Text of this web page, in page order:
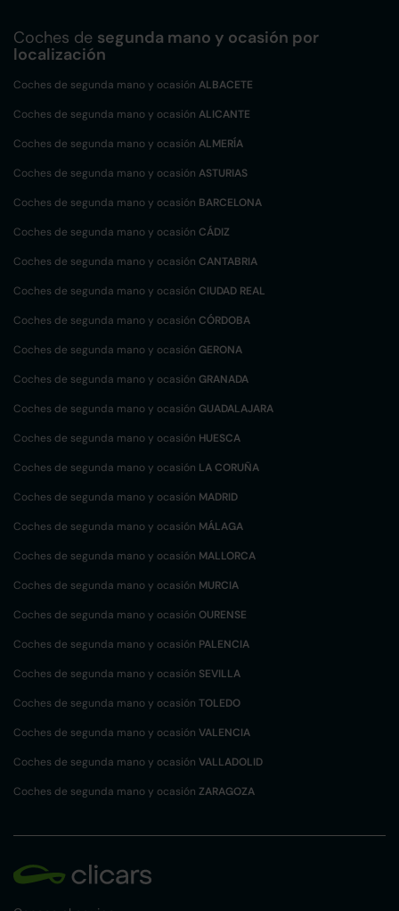
Coches de segunda mano y ocasión por
localización
Coches de segunda mano y ocasión ALBACETE
Coches de segunda mano y ocasión ALICANTE
Coches de segunda mano y ocasión ALMERÍA
Coches de segunda mano y ocasión ASTURIAS
Coches de segunda mano y ocasión BARCELONA
Coches de segunda mano y ocasión CÁDIZ
Coches de segunda mano y ocasión CANTABRIA
Coches de segunda mano y ocasión CIUDAD REAL
Coches de segunda mano y ocasión CÓRDOBA
Coches de segunda mano y ocasión GERONA
Coches de segunda mano y ocasión GRANADA
Coches de segunda mano y ocasión GUADALAJARA
Coches de segunda mano y ocasión HUESCA
Coches de segunda mano y ocasión LA CORUÑA
Coches de segunda mano y ocasión MADRID
Coches de segunda mano y ocasión MÁLAGA
Coches de segunda mano y ocasión MALLORCA
Coches de segunda mano y ocasión MURCIA
Coches de segunda mano y ocasión OURENSE
Coches de segunda mano y ocasión PALENCIA
Coches de segunda mano y ocasión SEVILLA
Coches de segunda mano y ocasión TOLEDO
Coches de segunda mano y ocasión VALENCIA
Coches de segunda mano y ocasión VALLADOLID
Coches de segunda mano y ocasión ZARAGOZA